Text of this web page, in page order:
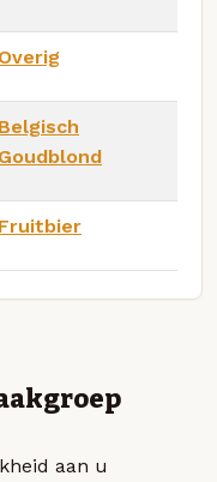
Overig
Belgisch
Goudblond
Fruitbier
aan u